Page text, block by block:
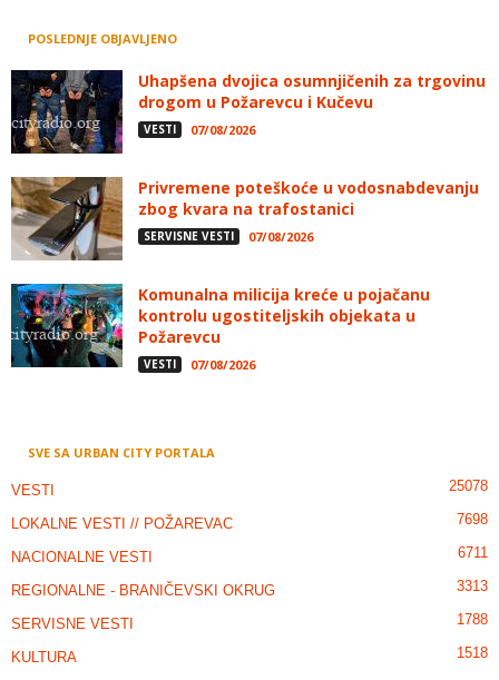
POSLEDNJE OBJAVLJENO
Uhapšena dvojica osumnjičenih za trgovinu
drogom u Požarevcu i Kučevu
VESTI 07/08/2026
Privremene poteškoće u vodosnabdevanju
zbog kvara na trafostanici
SERVISNE VESTI 07/08/2026
Komunalna milicija kreće u pojačanu
kontrolu ugostiteljskih objekata u
Požarevcu
VESTI 07/08/2026
SVE SA URBAN CITY PORTALA
VESTI 25078
LOKALNE VESTI // POŽAREVAC 7698
NACIONALNE VESTI 6711
REGIONALNE - BRANIČEVSKI OKRUG 3313
SERVISNE VESTI 1788
KULTURA
1518